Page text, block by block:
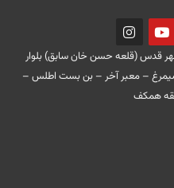
کرج – شهر قدس (قلعه حسن خان سابق) بلوار
سیمرغ – معبر آخر – بن بست اطلس –